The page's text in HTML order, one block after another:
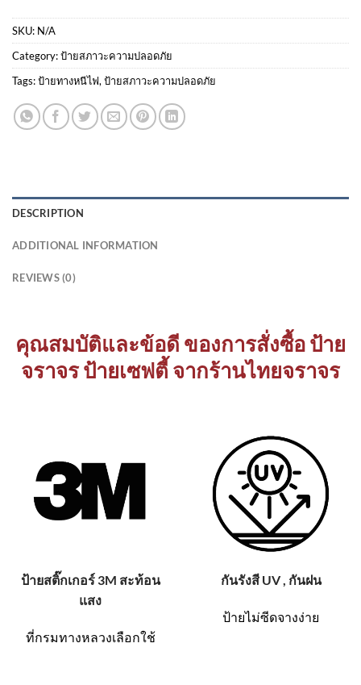
SKU: N/A
Category:ป้ายสภาวะความปลอดภัย
Tags:ป้ายทางหนีไฟ, ป้ายสภาวะความปลอดภัย
DESCRIPTION
ADDITIONAL INFORMATION
REVIEWS (0)
คุณสมบัติและข้อดี ของการสั่งซื้อ ป้าย
จราจร ป้ายเซฟตี้ จากร้านไทยจราจร
ป้ายสติ๊กเกอร์ 3M สะท้อน
แสง
ที่กรมทางหลวงเลือกใช้
กันรังสี UV , กันฝน
ป้ายไม่ซีดจางง่าย